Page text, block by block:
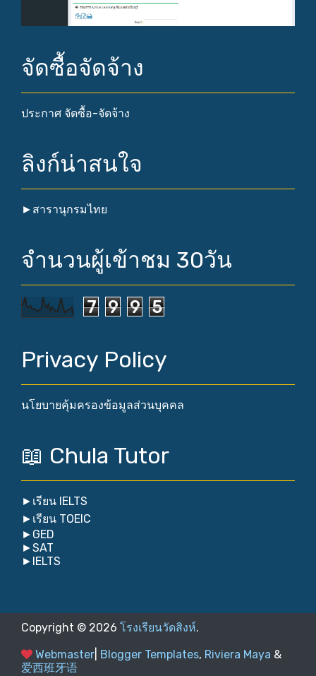
จัดซื้อจัดจ้าง
ประกาศ จัดซื้อ-จัดจ้าง
ลิงก์น่าสนใจ
► สารานุกรมไทย
จำนวนผู้เข้าชม 30วัน
7 9 9 5
Privacy Policy
นโยบายคุ้มครองข้อมูลส่วนบุคคล
📖 Chula Tutor
► เรียน IELTS
► เรียน TOEIC
► GED
►SAT
► IELTS
Copyright © 2026 โรงเรียนวัดสิงห์.
Webmaster Blogger Templates, Riviera Maya &
爱西班牙语